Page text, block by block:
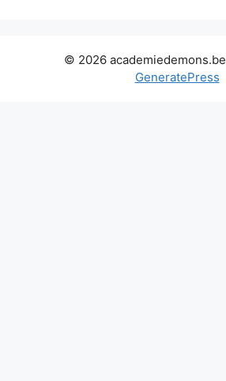
© 2026 academiedemons.be
GeneratePress